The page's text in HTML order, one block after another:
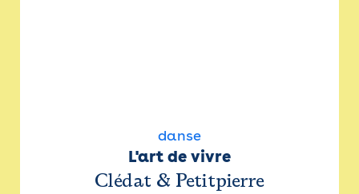
danse
L'art de vivre
Clédat & Petitpierre